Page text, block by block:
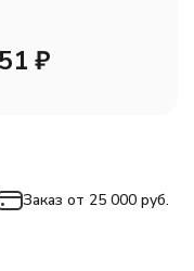
₽
Заказ от 25 000 руб.